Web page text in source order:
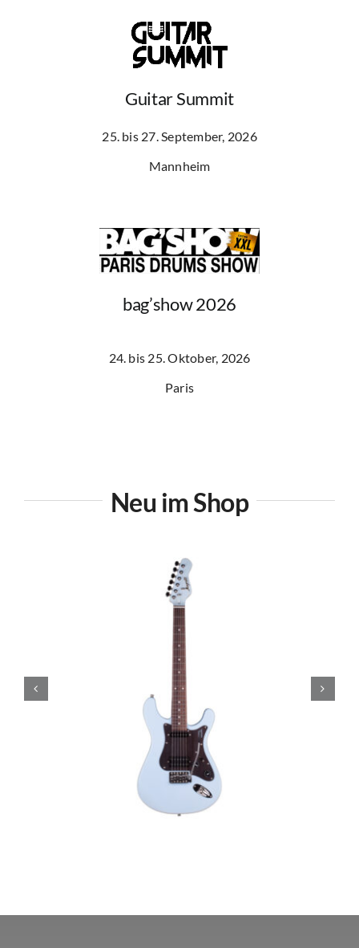
Guitar Summit
25. bis 27. September, 2026
Mannheim
bag’show 2026
24. bis 25. Oktober, 2026
Paris
Neu im Shop
Magneto Guitars, Sonnet Mini,
Sea Foam Green